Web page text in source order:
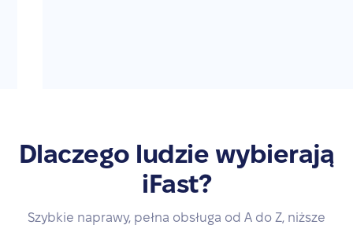
Dlaczego ludzie wybierają
iFast?
Szybkie naprawy, pełna obsługa od A do Z, niższe